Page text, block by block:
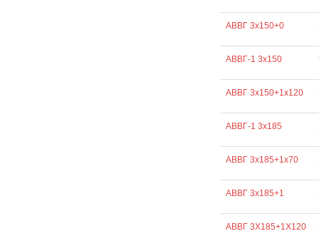
АВВГ 3х150+0
АВВГ-1 3х150
АВВГ 3х150+1х120
АВВГ-1 3х185
АВВГ 3х185+1х70
АВВГ 3х185+1
АВВГ 3Х185+1Х120